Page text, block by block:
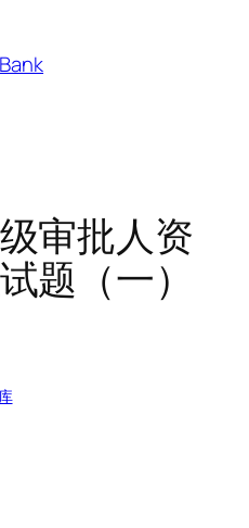
审批人资
题（一）